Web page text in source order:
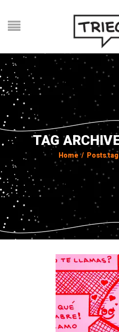
TAG
Home / Posts